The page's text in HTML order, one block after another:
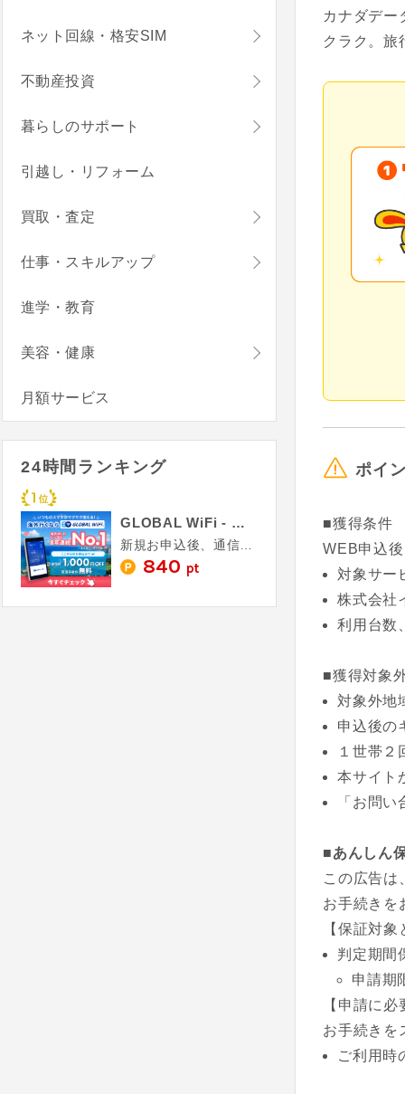
カナダデー
クラク。旅
ポイ
■獲得条件
WEB申込
対象サー
株式会社
利用台数
■獲得対象
対象外地
申込後の
１世帯２
本サイト
「お問
■あんしん
この広告は
お手続きを
【保証対
判定期間
申請期
【申請に
お手続きを
ご利用時
ネット回線・格安SIM
不動産投資
暮らしのサポート
引越し・リフォーム
買取・査定
仕事・スキルアップ
進学・教育
美容・健康
月額サービス
24時間ランキング
GLOBAL WiFi - グローバルワイファイ
新規お申込後、通信利用金額の入金確認
840 pt